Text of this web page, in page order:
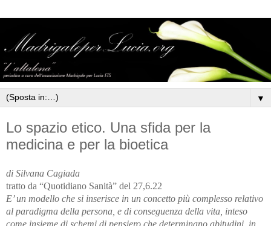
▼
Lo spazio etico. Una sfida per la
medicina e per la bioetica
di Silvana Cagiada
tratto da “Quotidiano Sanità” del 27,6.22
E’ un modello che si inserisce in un concetto più complesso relativo
al paradigma della persona, e di conseguenza della vita, inteso
come insieme di schemi di pensiero che determinano abitudini, in